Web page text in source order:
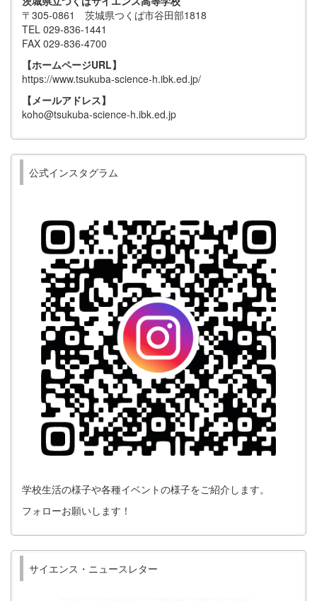
〒305-0861 茨城県つくば市谷田部1818
TEL 029-836-1441
FAX 029-836-4700
【ホームページURL】
https://www.tsukuba-science-h.ibk.ed.jp/
【メールアドレス】
koho@tsukuba-science-h.ibk.ed.jp
公式インスタグラム
学校生活の様子や各種イベントの様子をご紹介します。
フォローお願いします！
サイエンス・ニュースレター